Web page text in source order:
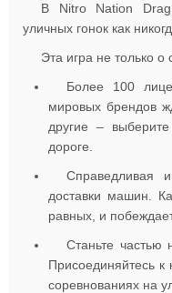
В Nitro Nation
уличных гонок как
Эта игра не только о
Более 100
мировых брендов
другие –
дороге.
Справедливая
доставки машин.
равных, и
Станьте частью
Присоединяйтесь к
соревнованиях на